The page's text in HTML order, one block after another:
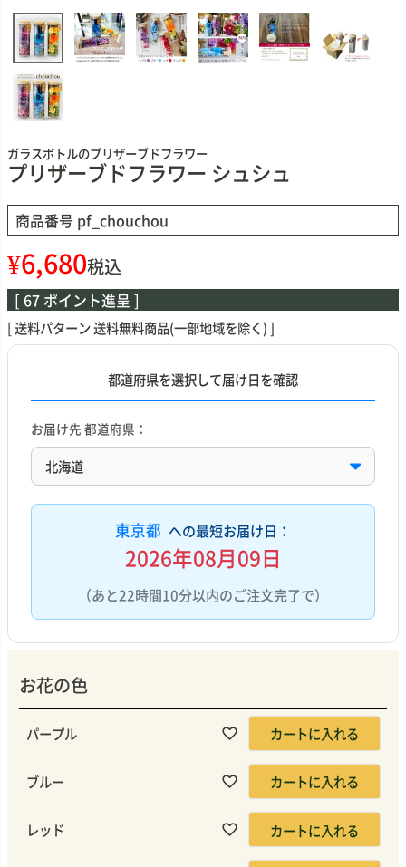
ガラスボトルのプリザーブドフラワー
プリザーブドフラワー シュシュ
商品番号 pf_chouchou
¥6,680税込
[ 67 ポイント進呈 ]
送料パターン送料無料商品(一部地域を除く)
都道府県を選択して届け日を確認
お届け先 都道府県：
東京都 への最短お届け日：
2026年08月09日
（あと22時間10分以内のご注文完了で）
お花の色
パープル カートに入れる
ブルー カートに入れる
レッド カートに入れる